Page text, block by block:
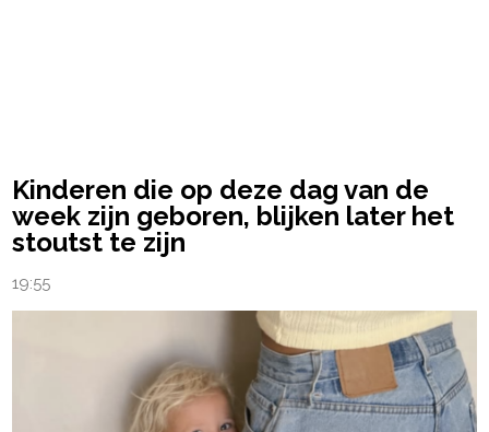
Kinderen die op deze dag van de
week zijn geboren, blijken later het
stoutst te zijn
19:55